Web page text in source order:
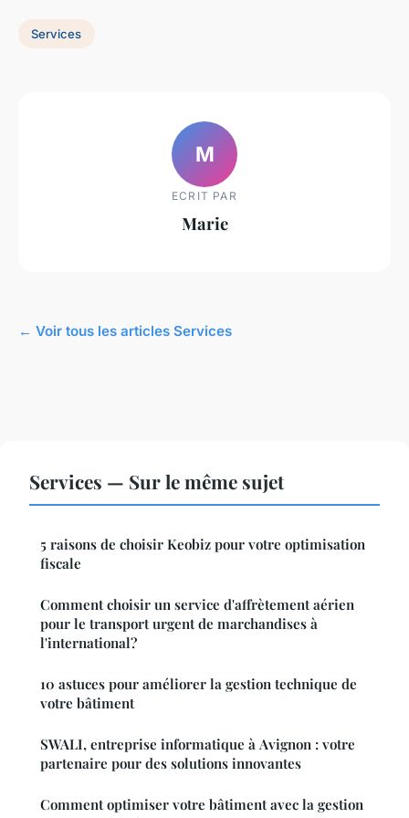
Services
M
ECRIT PAR
Marie
← Voir tous les articles Services
Services — Sur le même sujet
5 raisons de choisir Keobiz pour votre optimisation
fiscale
Comment choisir un service d'affrètement aérien
pour le transport urgent de marchandises à
l'international?
10 astuces pour améliorer la gestion technique de
votre bâtiment
SWALI, entreprise informatique à Avignon : votre
partenaire pour des solutions innovantes
Comment optimiser votre bâtiment avec la gestion